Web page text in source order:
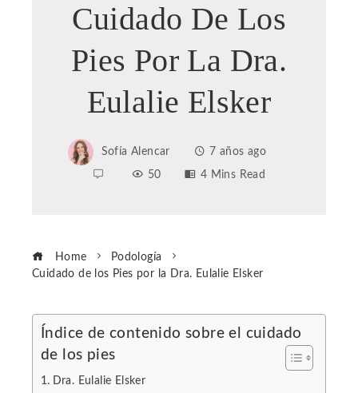
Cuidado De Los
Pies Por La Dra.
Eulalie Elsker
Sofía Alencar
7 años ago
50
4 Mins Read
Home
Podología
Cuidado de los Pies por la Dra. Eulalie Elsker
Índice de contenido sobre el cuidado
de los pies
Dra. Eulalie Elsker